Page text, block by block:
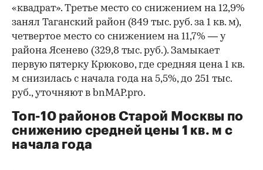
«квадрат». Третье место со снижением на 12,9%
занял Таганский район (849 тыс. руб. за 1 кв. м),
четвертое место со снижением на 11,7% — у
района Ясенево (329,8 тыс. руб.). Замыкает
первую пятерку Крюково, где средняя цена 1 кв.
м снизилась с начала года на 5,5%, до 251 тыс.
руб., уточняют в bnMAP.pro.
Топ-10 районов Старой Москвы по
снижению средней цены 1 кв. м с
начала года